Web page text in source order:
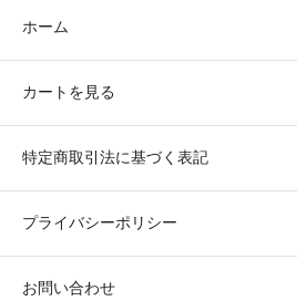
ホーム
カートを見る
特定商取引法に基づく表記
プライバシーポリシー
お問い合わせ